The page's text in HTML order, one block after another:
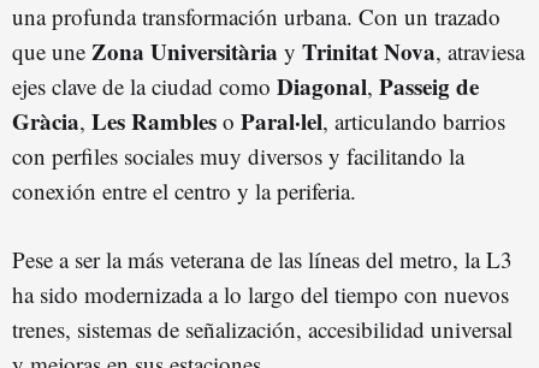
una profunda transformación urbana. Con un trazado
que une Zona Universitària y Trinitat Nova, atraviesa
ejes clave de la ciudad como Diagonal, Passeig de
Gràcia, Les Rambles o Paral·lel, articulando barrios
con perfiles sociales muy diversos y facilitando la
conexión entre el centro y la periferia.
Pese a ser la más veterana de las líneas del metro, la L3
ha sido modernizada a lo largo del tiempo con nuevos
trenes, sistemas de señalización, accesibilidad universal